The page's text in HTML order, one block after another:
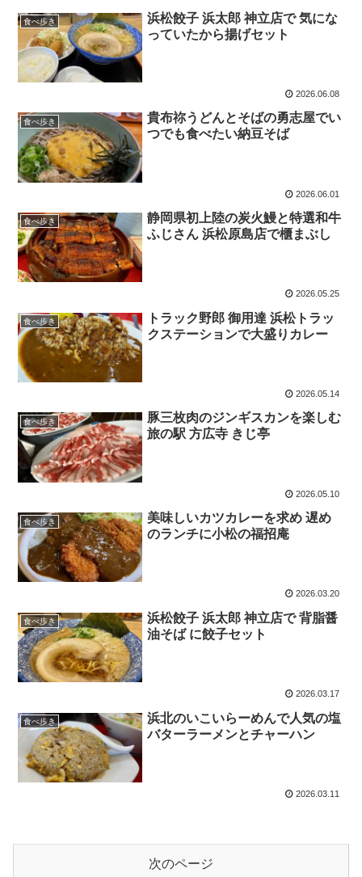
食べ歩き
浜松餃子 浜太郎 神立店で 気にな
っていたから揚げセット
2026.06.08
食べ歩き
貴布祢うどんとそばの勇志屋でい
つでも食べたい納豆そば
2026.06.01
食べ歩き
静岡県初上陸の炭火鰻と特選和牛
ふじさん 浜松原島店で櫃まぶし
2026.05.25
食べ歩き
トラック野郎 御用達 浜松トラッ
クステーションで大盛りカレー
2026.05.14
食べ歩き
豚三枚肉のジンギスカンを楽しむ
旅の駅 方広寺 きじ亭
2026.05.10
食べ歩き
美味しいカツカレーを求め 遅め
のランチに小松の福招庵
2026.03.20
食べ歩き
浜松餃子 浜太郎 神立店で 背脂醤
油そば に餃子セット
2026.03.17
食べ歩き
浜北のいこいらーめんで人気の塩
バターラーメンとチャーハン
2026.03.11
次のページ